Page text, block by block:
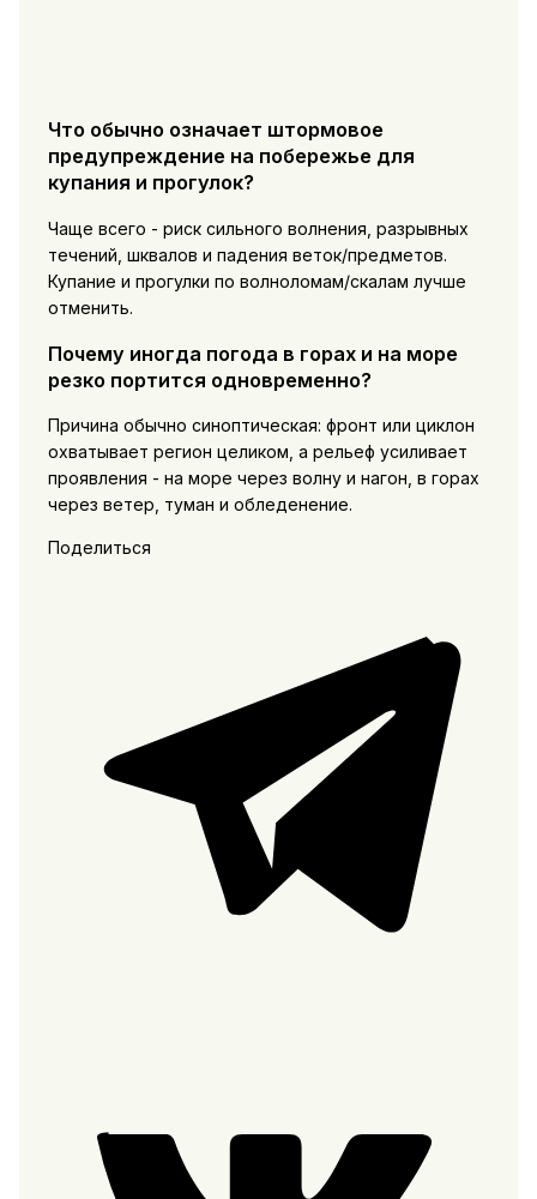
Что обычно означает штормовое
предупреждение на побережье для
купания и прогулок?
Чаще всего - риск сильного волнения, разрывных
течений, шквалов и падения веток/предметов.
Купание и прогулки по волноломам/скалам лучше
отменить.
Почему иногда погода в горах и на море
резко портится одновременно?
Причина обычно синоптическая: фронт или циклон
охватывает регион целиком, а рельеф усиливает
проявления - на море через волну и нагон, в горах
через ветер, туман и обледенение.
Поделиться